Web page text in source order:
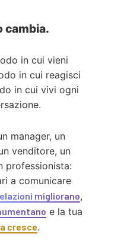
cambia.
in cui vieni
in cui reagisci
in cui vivi ogni
manager, un
venditore, un
professionista:
a comunicare
migliorano,
e la tua
cresce.